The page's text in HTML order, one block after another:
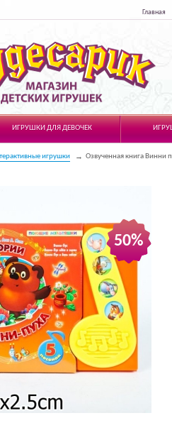
Главная
ИГРУШКИ ДЛЯ ДЕВОЧЕК
игрушки Озвученная книга Винни
50%